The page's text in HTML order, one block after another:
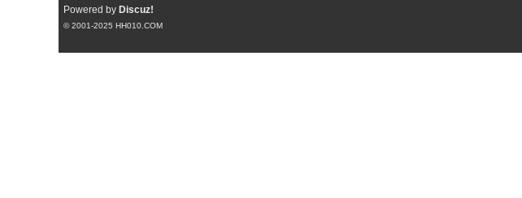
Powered by Discuz!
© 2001-2025 HH010.COM